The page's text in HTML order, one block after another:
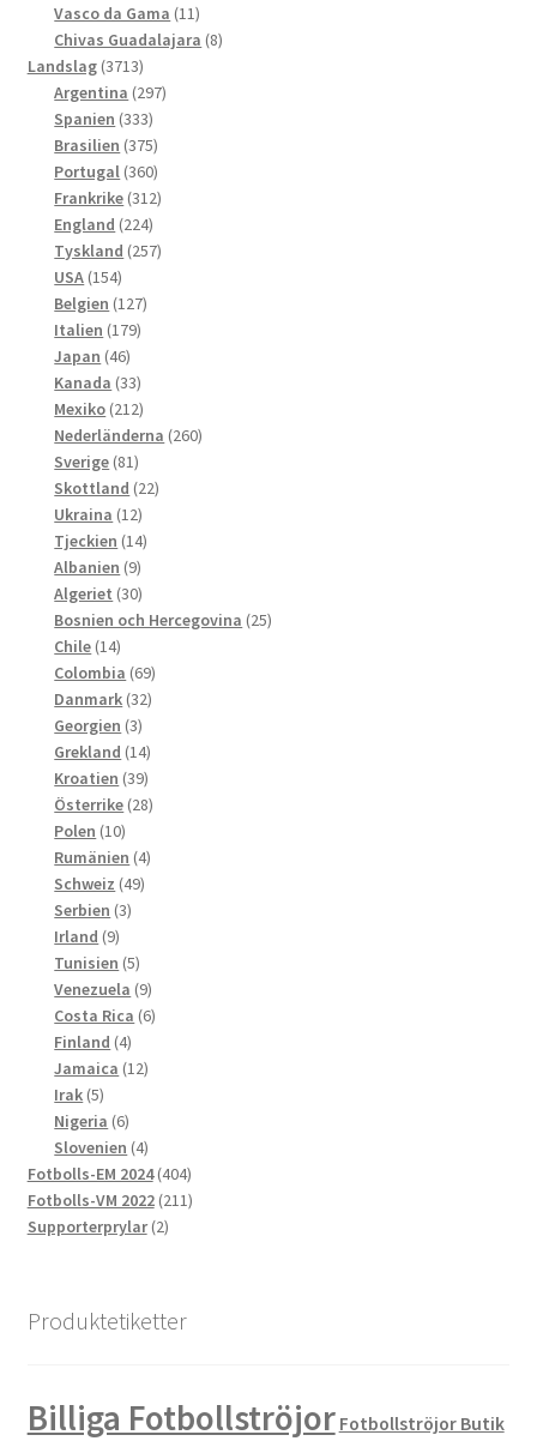
Vasco da Gama 1111
produkter
Chivas Guadalajara 88
Landslag 37133713
produkter
Argentina 297297
Spanien 333333
produkter
Brasilien 375375
produkter
Portugal 360360
produkter
Frankrike 312312
England 224224
produkter
Tyskland 257257
USA 154154
produkter
Belgien 127127
Italien 179179
Japan 4646
produkter
Kanada 3333
produkter
Mexiko 212212
produkter
Nederländerna 260260
Sverige 8181
produkter
Skottland 2222
Ukraina 1212
produkter
Tjeckien 1414
Albanien 99
produkter
Algeriet 3030
produkter
Bosnien och Hercegovina 2525
Chile 1414
produkter
Colombia 6969
produkter
Danmark 3232
Georgien 33
produkter
Grekland 1414
produkter
Kroatien 3939
produkter
Österrike 2828
Polen 1010
produkter
Rumänien 44
Schweiz 4949
Serbien 33
Irland 99
produkter
Tunisien 55
produkter
Venezuela 99
produkter
Costa Rica 66
Finland 44
produkter
Jamaica 1212
Irak 55
produkter
Nigeria 66
produkter
Slovenien 44
produkter
Fotbolls-EM 2024 404404
produkter
Fotbolls-VM 2022 211211
Supporterprylar 22
Produktetiketter
Billiga Fotbollströjor Fotbollströjor Butik